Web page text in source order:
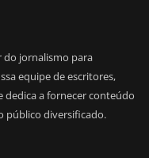
do jornalismo para
equipe de escritores,
dedica a fornecer conteúdo
público diversificado.